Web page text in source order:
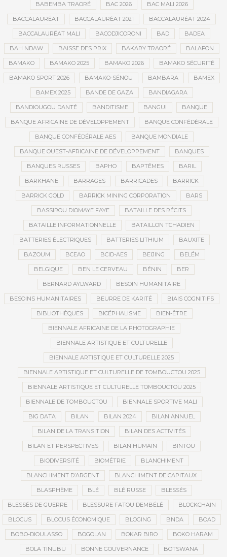
BABEMBA TRAORÉ BAC 2026 BAC MALI 2026
BACCALAURÉAT BACCALAURÉAT 2021 BACCALAURÉAT 2024
BACCALAURÉAT MALI BACODJICORONI BAD BADEA
BAH NDAW BAISSE DES PRIX BAKARY TRAORÉ BALAFON
BAMAKO BAMAKO 2025 BAMAKO 2026 BAMAKO SÉCURITÉ
BAMAKO SPORT 2026 BAMAKO-SÉNOU BAMBARA BAMEX
BAMEX 2025 BANDE DE GAZA BANDIAGARA
BANDIOUGOU DANTÉ BANDITISME BANGUI BANQUE
BANQUE AFRICAINE DE DÉVELOPPEMENT BANQUE CONFÉDÉRALE
BANQUE CONFÉDÉRALE AES BANQUE MONDIALE
BANQUE OUEST-AFRICAINE DE DÉVELOPPEMENT BANQUES
BANQUES RUSSES BAPHO BAPTÊMES BARIL
BARKHANE BARRAGES BARRICADES BARRICK
BARRICK GOLD BARRICK MINING CORPORATION BARS
BASSIROU DIOMAYE FAYE BATAILLE DES RÉCITS
BATAILLE INFORMATIONNELLE BATAILLON TCHADIEN
BATTERIES ÉLECTRIQUES BATTERIES LITHIUM BAUXITE
BAZOUM BCEAO BCID-AES BEIJING BELÉM
BELGIQUE BEN LE CERVEAU BÉNIN BER
BERNARD AYLWARD BESOIN HUMANITAIRE
BESOINS HUMANITAIRES BEURRE DE KARITÉ BIAIS COGNITIFS
BIBLIOTHÈQUES BICÉPHALISME BIEN-ÊTRE
BIENNALE AFRICAINE DE LA PHOTOGRAPHIE
BIENNALE ARTISTIQUE ET CULTURELLE
BIENNALE ARTISTIQUE ET CULTURELLE 2025
BIENNALE ARTISTIQUE ET CULTURELLE DE TOMBOUCTOU 2025
BIENNALE ARTISTIQUE ET CULTURELLE TOMBOUCTOU 2025
BIENNALE DE TOMBOUCTOU BIENNALE SPORTIVE MALI
BIG DATA BILAN BILAN 2024 BILAN ANNUEL
BILAN DE LA TRANSITION BILAN DES ACTIVITÉS
BILAN ET PERSPECTIVES BILAN HUMAIN BINTOU
BIODIVERSITÉ BIOMÉTRIE BLANCHIMENT
BLANCHIMENT D’ARGENT BLANCHIMENT DE CAPITAUX
BLASPHÈME BLÉ BLÉ RUSSE BLESSÉS
BLESSÉS DE GUERRE BLESSURE FATOU DEMBÉLÉ BLOCKCHAIN
BLOCUS BLOCUS ÉCONOMIQUE BLOGING BNDA BOAD
BOBO-DIOULASSO BOGOLAN BOKAR BIRO BOKO HARAM
BOLA TINUBU BONNE GOUVERNANCE BOTSWANA